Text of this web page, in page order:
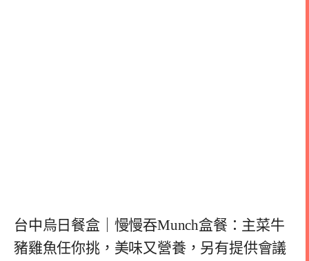
台中烏日餐盒｜慢慢吞Munch盒餐：主菜牛
豬雞魚任你挑，美味又營養，另有提供會議